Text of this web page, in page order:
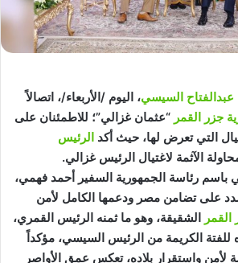
السيسي، اليوم /الأربعاء/، اتصالاً
جزر القمر “عثمان غزالي”؛ للاطمئنان على
التي تعرض لها، حيث أكد الرئيس
الآثمة لاغتيال الرئيس غزالي.
رئاسة الجمهورية السفير أحمد فهمي،
على تضامن مصر ودعمها الكامل لأمن
القمر الشقيقة، وهو ما ثمنه الرئيس القمري،
الكريمة من الرئيس السيسي، مؤكداً
واستقرار بلاده، تعكس عمق الأواصر